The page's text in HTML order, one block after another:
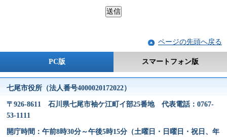
ページの先頭へ戻る
PC版 スマートフォン版
七尾市役所（法人番号4000020172022）
〒926-8611 石川県七尾市袖ケ江町イ部25番地 代表電話：0767-
53-1111
開庁時間：午前8時30分～午後5時15分（土曜日・日曜日・祝日、年